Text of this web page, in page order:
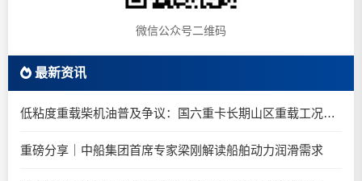
微信公众号二维码
最新资讯
低粘度重载柴机油普及争议：国六重卡长期山区重载工况是否适合0W-20柴油机油？
重磅分享｜中船集团首席专家梁刚解读船舶动力润滑需求